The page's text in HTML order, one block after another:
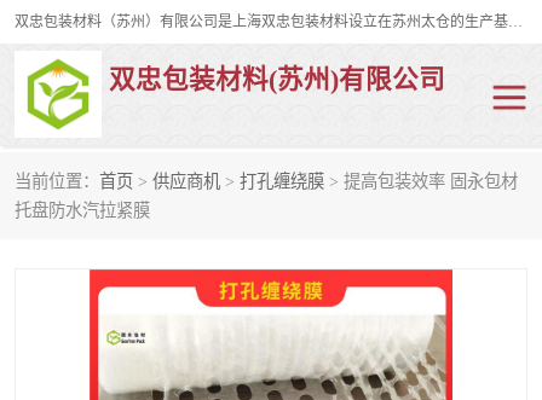
双忠包装材料（苏州）有限公司是上海双忠包装材料设立在苏州太仓的生产基地，占地约2万平米，产品主要有打孔缠绕膜，拉伸蜂窝纸，集装箱充气袋，滑托板，打包带，裹包网兜，防滑纸等箱体和托盘的运输和保护性包材。固永包材®，GooYon Pack®，是我们保护性包装材料的专属品牌。
双忠包装材料(苏州)有限公司
当前位置： 首页 > 供应商机 > 打孔缠绕膜 > 提高包装效率 固永包材
托盘防水汽拉紧膜
打孔缠绕膜
裹包网兜 纤维打包带
缠绕膜